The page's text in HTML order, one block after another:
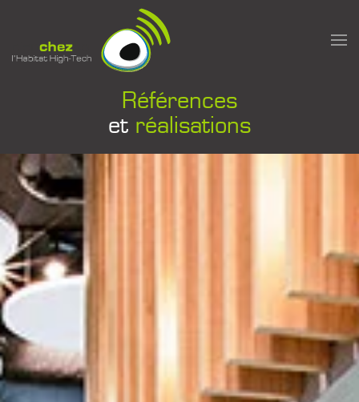
Passer au contenu principal
Références
et réalisations